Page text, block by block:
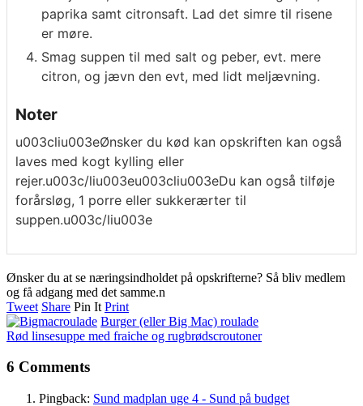
paprika samt citronsaft. Lad det simre til risene
er møre.
Smag suppen til med salt og peber, evt. mere
citron, og jævn den evt, med lidt meljævning.
Noter
u003cliu003eØnsker du kød kan opskriften kan også
laves med kogt kylling eller
rejer.u003c/liu003eu003cliu003eDu kan også tilføje
forårsløg, 1 porre eller sukkerærter til
suppen.u003c/liu003e
Ønsker du at se næringsindholdet på opskrifterne? Så bliv medlem
og få adgang med det samme.n
Tweet Share Pin It Print
Burger (eller Big Mac) roulade
Rød linsesuppe med fraiche og rugbrødscroutoner
6 Comments
Pingback: Sund madplan uge 4 - Sund på budget